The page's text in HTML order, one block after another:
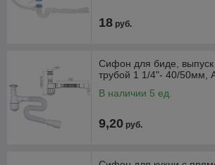
18 руб.
Сифон для биде, выпуск
трубой 1 1/4"- 40/50мм,
В наличии 5 ед.
9,20 руб.